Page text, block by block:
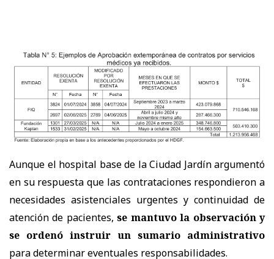
Aunque el hospital base de la Ciudad Jardín argumentó
en su respuesta que las contrataciones respondieron a
necesidades asistenciales urgentes y continuidad de
atención de pacientes,se mantuvo la observación y
se ordenó instruir un sumario administrativo
para determinar eventuales responsabilidades.